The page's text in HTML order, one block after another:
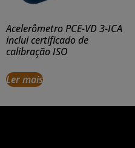
Acelerômetro PCE-VD 3-ICA
inclui certificado de
calibração ISO
Ler mais